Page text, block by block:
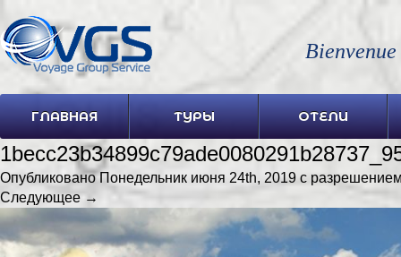
ГЛАВНАЯ ТУРЫ ОТЕЛИ
ОпубликованоПонедельник июня 24th, 2019 с
Следующее →